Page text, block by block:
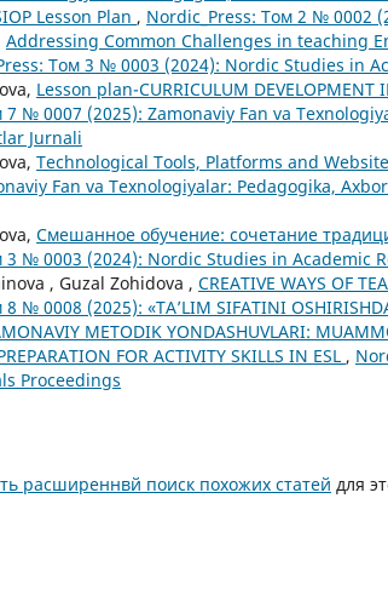
Lesson Plan , Nordic_Press: Том 2 № 0002
Addressing Common Challenges in teaching
Том 3 № 0003 (2024): Nordic Studies in
Lesson plan-CURRICULUM DEVELOPMENT
7 № 0007 (2025): Zamonaviy Fan va
Jurnali
Technological Tools, Platforms and
Fan va Texnologiyalar: Pedagogika,
Смешанное обучение: сочетание
3 № 0003 (2024): Nordic Studies in Academic
, Guzal Zohidova , CREATIVE WAYS OF
№ 0008 (2025): «TA’LIM SIFATINI
METODIK YONDASHUVLARI:
FOR ACTIVITY SKILLS IN ESL ,
Proceedings
расширеннвй поиск похожих статей для